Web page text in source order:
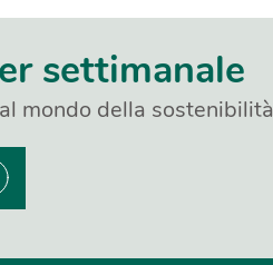
settimanale
mondo della sostenibilità